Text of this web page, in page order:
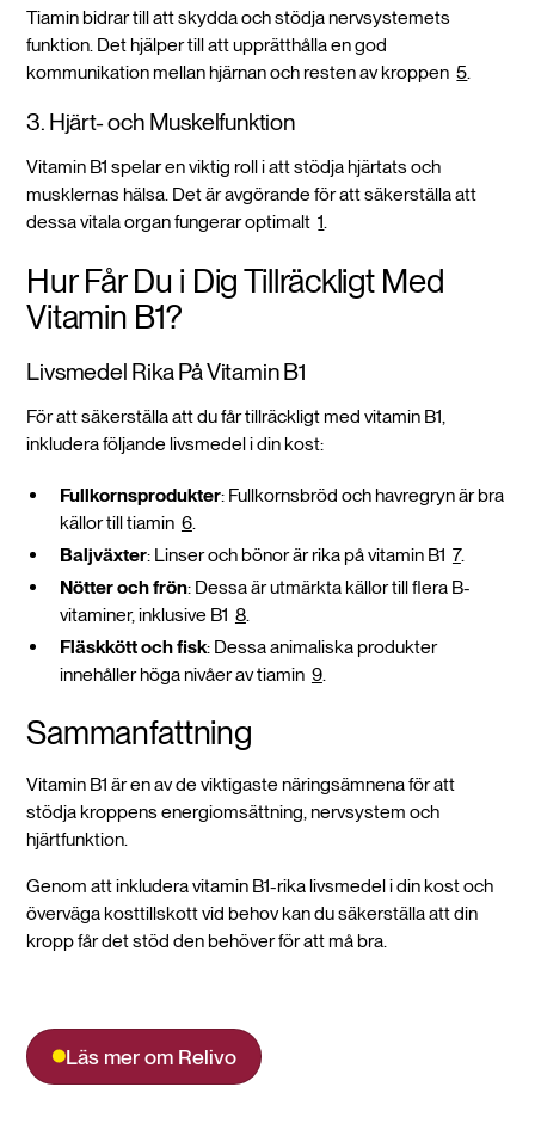
Tiamin bidrar till att skydda och stödja nervsystemets
funktion. Det hjälper till att upprätthålla en god
kommunikation mellan hjärnan och resten av kroppen5.
3. Hjärt- och Muskelfunktion
Vitamin B1 spelar en viktig roll i att stödja hjärtats och
musklernas hälsa. Det är avgörande för att säkerställa att
dessa vitala organ fungerar optimalt1.
Hur Får Du i Dig Tillräckligt Med
Vitamin B1?
Livsmedel Rika På Vitamin B1
För att säkerställa att du får tillräckligt med vitamin B1,
inkludera följande livsmedel i din kost:
Fullkornsprodukter: Fullkornsbröd och havregryn är bra
källor till tiamin 6.
Baljväxter: Linser och bönor är rika på vitamin B1 7.
Nötter och frön: Dessa är utmärkta källor till flera B-
vitaminer, inklusive B1 8.
Fläskkött och fisk: Dessa animaliska produkter
innehåller höga nivåer av tiamin 9.
Sammanfattning
Vitamin B1 är en av de viktigaste näringsämnena för att
stödja kroppens energiomsättning, nervsystem och
hjärtfunktion.
Genom att inkludera vitamin B1-rika livsmedel i din kost och
överväga kosttillskott vid behov kan du säkerställa att din
kropp får det stöd den behöver för att må bra.
Läs mer om Relivo